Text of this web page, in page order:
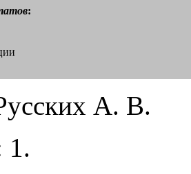
:
А. В.
1.